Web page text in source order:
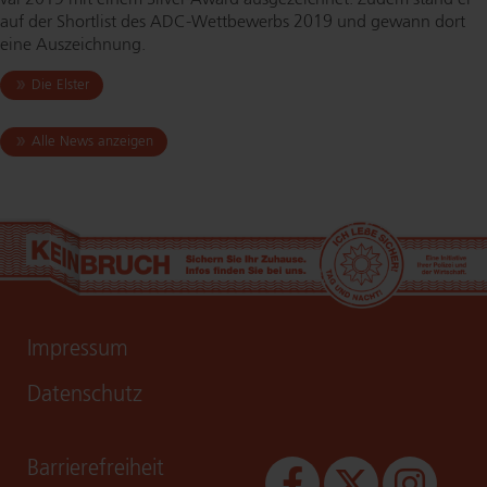
auf der Shortlist des ADC-Wett­be­werbs 2019 und gewann dort
eine Auszeichnung.
Die Elster
Alle News anzeigen
Impressum
Datenschutz
Bar­rie­re­frei­heit